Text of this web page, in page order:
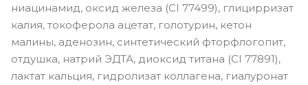
ниацинамид, оксид железа (CI 77499), глицирризат
калия, токоферола ацетат, голотурин, кетон
малины, аденозин, синтетический фторфлогопит,
отдушка, натрий ЭДТА, диоксид титана (CI 77891),
лактат кальция, гидролизат коллагена, гиалуронат